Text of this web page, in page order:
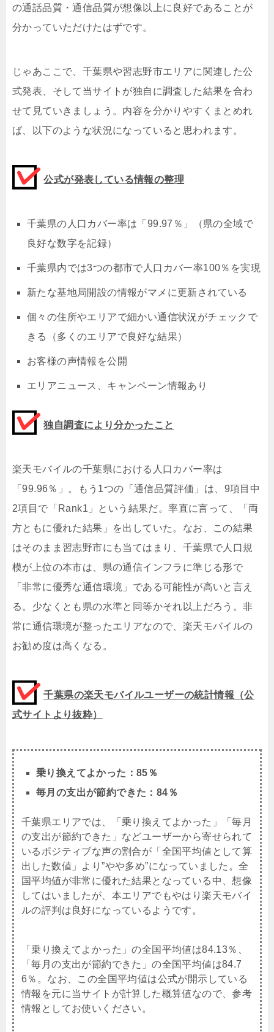
の通話品質・通信品質が想像以上に良好であることが
分かっていただけたはずです。
じゃあここで、千葉県や習志野市エリアに関連した公
式発表、そして当サイトが独自に調査した結果を合わ
せて見ていきましょう。内容を分かりやすくまとめれ
ば、以下のような状況になっていると思われます。
公式が発表している情報の整理
千葉県の人口カバー率は「99.97％」（県の全域で
良好な数字を記録）
千葉県内では3つの都市で人口カバー率100％を実現
新たな基地局開設の情報がマメに更新されている
個々の住所やエリアで細かい通信状況がチェックで
きる（多くのエリアで良好な結果）
お客様の声情報を公開
エリアニュース、キャンペーン情報あり
独自調査により分かったこと
楽天モバイルの千葉県における人口カバー率は
「99.96％」。もう1つの「通信品質評価」は、9項目中
2項目で「Rank1」という結果だ。率直に言って、「両
方ともに優れた結果」を出していた。なお、この結果
はそのまま習志野市にも当てはまり、千葉県で人口規
模が上位の本市は、県の通信インフラに準じる形で
「非常に優秀な通信環境」である可能性が高いと言え
る。少なくとも県の水準と同等かそれ以上だろう。非
常に通信環境が整ったエリアなので、楽天モバイルの
お勧め度は高くなる。
千葉県の楽天モバイルユーザーの統計情報（公
式サイトより抜粋）
乗り換えてよかった：85％
毎月の支出が節約できた：84％
千葉県エリアでは、「乗り換えてよかった」「毎月
の支出が節約できた」などユーザーから寄せられて
いるポジティブな声の割合が「全国平均値として算
出した数値」より”やや多め”になっていました。全
国平均値が非常に優れた結果となっている中、想像
してはいましたが、本エリアでもやはり楽天モバイ
ルの評判は良好になっているようです。
「乗り換えてよかった」の全国平均値は84.13％、
「毎月の支出が節約できた」の全国平均値は84.7
6％。なお、この全国平均値は公式が開示している
情報を元に当サイトが計算した概算値なので、参考
情報としてお使いください。